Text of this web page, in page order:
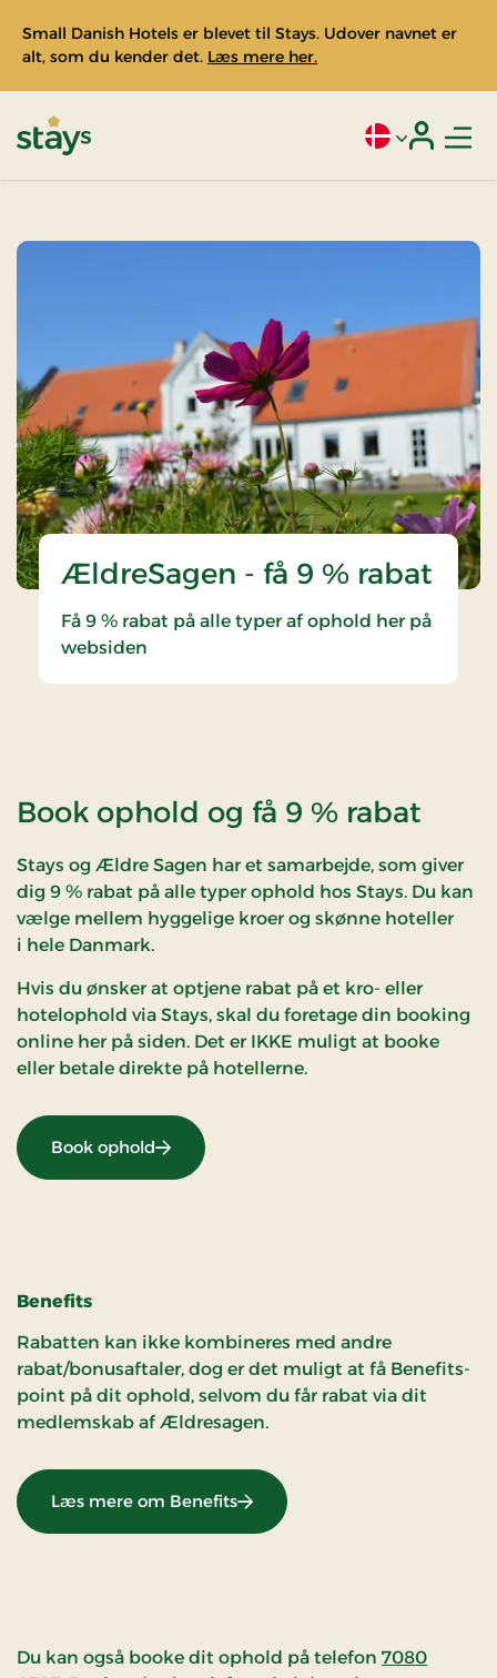
Small Danish Hotels er blevet til Stays. Udover navnet er
alt, som du kender det. Læs mere her.
Aktivt sprog:
ÆldreSagen - få 9 % rabat
Få 9 % rabat på alle typer af ophold her på
websiden
Book ophold og få 9 % rabat
Stays og Ældre Sagen har et samarbejde, som giver
dig 9 % rabat på alle typer ophold hos Stays. Du kan
vælge mellem hyggelige kroer og skønne hoteller
i hele Danmark.
Hvis du ønsker at optjene rabat på et kro- eller
hotelophold via Stays, skal du foretage din booking
online her på siden. Det er IKKE muligt at booke
eller betale direkte på hotellerne.
Book ophold
Benefits
Rabatten kan ikke kombineres med andre
rabat/bonusaftaler, dog er det muligt at få Benefits-
point på dit ophold, selvom du får rabat via dit
medlemskab af Ældresagen.
Læs mere om Benefits
Du kan også booke dit ophold på telefon 7080